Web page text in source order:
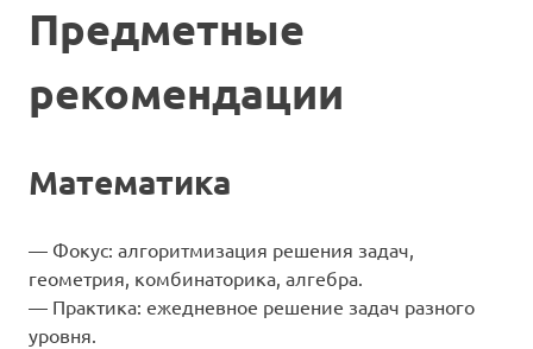
Предметные
рекомендации
Математика
— Фокус: алгоритмизация решения задач,
геометрия, комбинаторика, алгебра.
— Практика: ежедневное решение задач разного
уровня.